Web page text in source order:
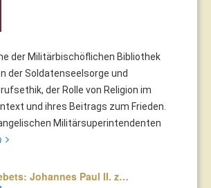
der Militärbischöflichen Bibliothek
der Soldatenseelsorge und
der Rolle von Religion im
und ihres Beitrags zum Frieden.
Militärsuperintendenten
Johannes Paul II. z…